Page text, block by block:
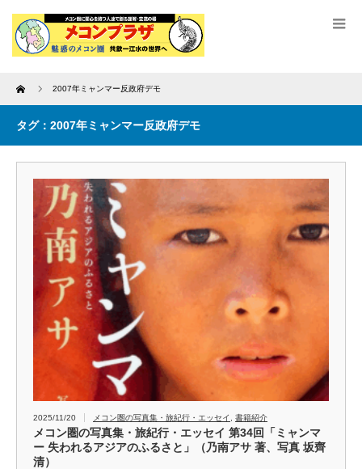
Home 2007年ミャンマー反政府デモ
タグ：2007年ミャンマー反政府デモ
2025/11/20 メコン圏の写真集・旅紀行・エッセイ 書籍紹介
メコン圏の写真集・旅紀行・エッセイ 第34回「ミャンマ
ー 失われるアジアのふるさと」（乃南アサ 著、写真 坂齊
清）